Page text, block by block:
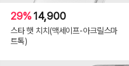
29%14,900
스타 햇 치치(맥세이프-아크릴스마
트톡)